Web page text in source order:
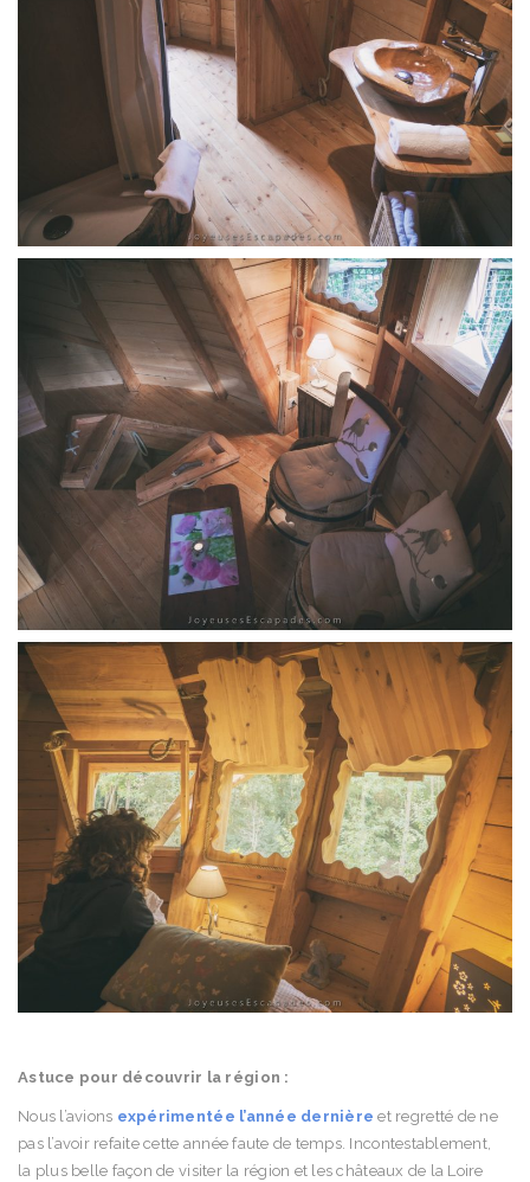
Astuce pour découvrir la région :
Nous l’avions expérimentée l’année dernière et regretté de ne
pas l’avoir refaite cette année faute de temps. Incontestablement,
la plus belle façon de visiter la région et les châteaux de la Loire